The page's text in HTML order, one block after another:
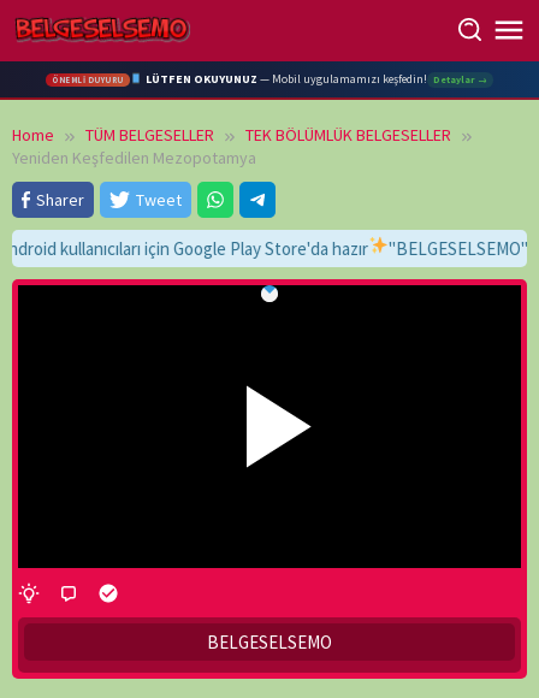
Skip
to
content
ÖNEMLİ DUYURU LÜTFEN OKUYUNUZ — Mobil uygulamamızı keşfedin! Detaylar →
Home TÜM BELGESELLER
TEK BÖLÜMLÜK BELGESELLER
Yeniden Keşfedilen Mezopotamya
Sharer
Tweet
kullanıcıları için Google Play Store'da hazır "BELGESELSEMO"
BELGESELSEMO